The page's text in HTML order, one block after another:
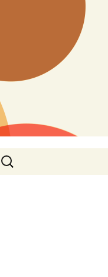
Buscar: